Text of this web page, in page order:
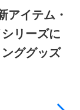
アイテム・
リーズに
ググッズ